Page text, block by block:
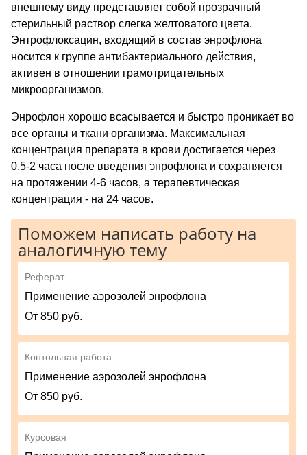
внешнему виду представляет собой прозрачный
стерильный раствор слегка желтоватого цвета.
Энтрофлоксацин, входящий в состав энрофлона
носится к группе антибактериального действия,
активен в отношении грамотрицательных
микроорганизмов.
Энрофлон хорошо всасывается и быстро проникает во
все органы и ткани организма. Максимальная
концентрация препарата в крови достигается через
0,5-2 часа после введения энрофлона и сохраняется
на протяжении 4-6 часов, а терапевтическая
концентрация - на 24 часов.
Поможем написать работу на
аналогичную тему
Реферат
Применение аэрозолей энрофлона
От 850 руб.
Контольная работа
Применение аэрозолей энрофлона
От 850 руб.
Курсовая